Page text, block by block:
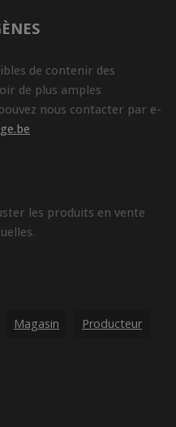
de contenir des
de plus amples
nous contacter par e-
les produits en vente
Magasin Producteur